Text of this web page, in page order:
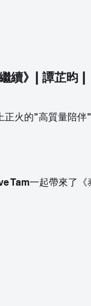
續》| 譚芷昀 |
正火的"高質量陪伴
Tam一起帶來了《